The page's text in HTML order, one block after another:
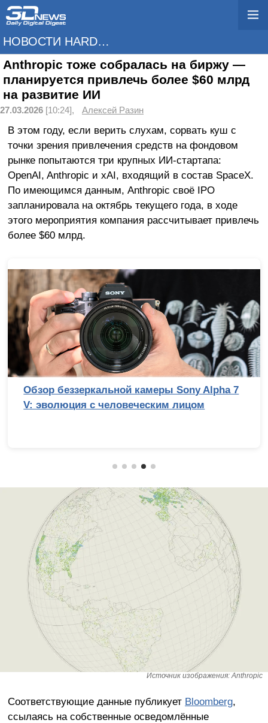
НОВОСТИ HARDWARE
Anthropic тоже собралась на биржу —
планируется привлечь более $60 млрд
на развитие ИИ
27.03.2026 [10:24], Алексей Разин
В этом году, если верить слухам, сорвать куш с
точки зрения привлечения средств на фондовом
рынке попытаются три крупных ИИ-стартапа:
OpenAI, Anthropic и xAI, входящий в состав SpaceX.
По имеющимся данным, Anthropic своё IPO
запланировала на октябрь текущего года, в ходе
этого мероприятия компания рассчитывает привлечь
более $60 млрд.
Обзор беззеркальной камеры Sony Alpha 7
V: эволюция с человеческим лицом
Источник изображения: Anthropic
Соответствующие данные публикует Bloomberg,
ссылаясь на собственные осведомлённые